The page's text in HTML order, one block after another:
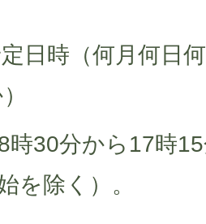
日時（何月何日
時30分から17時
を除く）。